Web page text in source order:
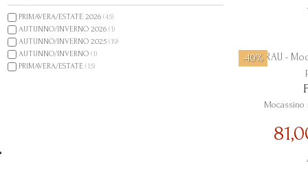
-40%
PRIMAVERA/ESTATE 2026(45)
AUTUNNO/INVERNO 2026(1)
AUTUNNO/INVERNO 2025(19)
AUTUNNO/INVERNO(1)
PRIMAVERA/ESTATE(15)